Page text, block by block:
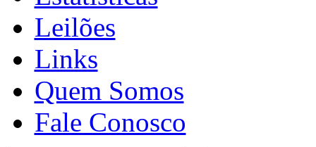
Leilões
Links
Quem Somos
Fale Conosco